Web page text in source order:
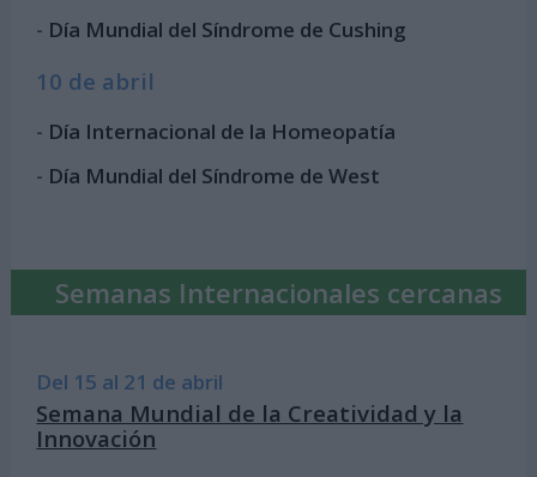
- Día Mundial del Síndrome de Cushing
10 de abril
- Día Internacional de la Homeopatía
- Día Mundial del Síndrome de West
Semanas Internacionales cercanas
Del 15 al 21 de abril
Semana Mundial de la Creatividad y la
Innovación